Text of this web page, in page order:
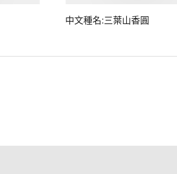
中文種名:三葉山香圓